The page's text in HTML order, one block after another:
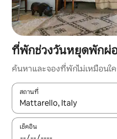
ที่พักช่วงวันหยุดพักผ่
ค้นหาและจองที่พักไม่เหมือนใค
สถานที่
ใช้ลูกศรขึ้นลง หรือใช้การสัมผัสห
เช็คอิน